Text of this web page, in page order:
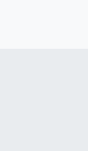
Son
Haber